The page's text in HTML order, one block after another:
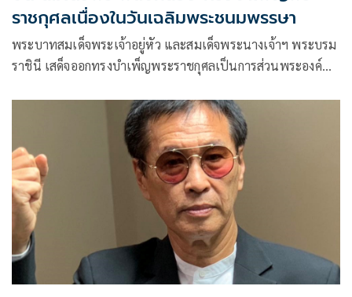
ราชกุศลเนื่องในวันเฉลิมพระชนมพรรษา
พระบาทสมเด็จพระเจ้าอยู่หัว และสมเด็จพระนางเจ้าฯ พระบรม
ราชินี เสด็จออกทรงบำเพ็ญพระราชกุศลเป็นการส่วนพระองค์
ติ์ พระบรมราชินีนาถ พระบรมราชชนนีพันปีหลวง 91 พรรษา